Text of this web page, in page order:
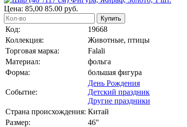
Цена: 85,00 85.00 руб.
Купить
Код:
19668
Коллекция:
Животные, птицы
Торговая марка:
Falali
Материал:
фольга
Форма:
большая фигура
Событие:
День Рождения
Детский праздник
Другие праздники
Страна происхождения: Китай
Размер:
46"